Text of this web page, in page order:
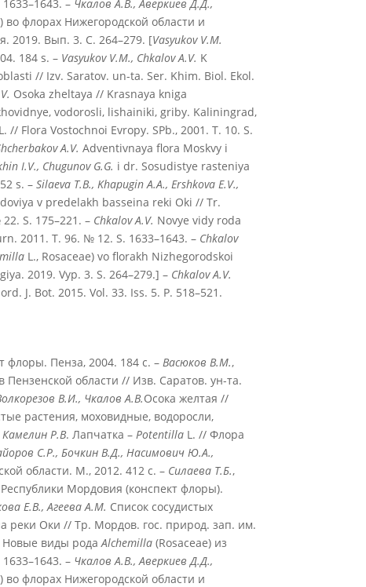
– Чкалов А.В., Аверкиев Д.Д.,
) во флорах Нижегородской области и
2019. Вып. 3. С. 264–279. [Vasyukov V.M.
184 s. – Vasyukov V.M., Chkalov A.V. K
// Izv. Saratov. un-ta. Ser. Khim. Biol. Ekol.
Osoka zheltaya // Krasnaya kniga
vodorosli, lishainiki, griby. Kaliningrad,
// Flora Vostochnoi Evropy. SPb., 2001. T. 10. S.
A.V. Adventivnaya flora Moskvy i
I.V., Chugunov G.G. i dr. Sosudistye rasteniya
s. – Silaeva T.B., Khapugin A.A., Ershkova E.V.,
v predelakh basseina reki Oki // Tr.
S. 175–221. – Chkalov A.V. Novye vidy roda
2011. T. 96. № 12. S. 1633–1643. – Chkalov
L., Rosaceae) vo florakh Nizhegorodskoi
2019. Vyp. 3. S. 264–279.] – Chkalov A.V.
J. Bot. 2015. Vol. 33. Iss. 5. P. 518–521.
флоры. Пенза, 2004. 184 с. – Васюков В.М.,
Пензенской области // Изв. Саратов. ун-та.
В.И., Чкалов А.В.Осока желтая //
растения, моховидные, водоросли,
Камелин Р.В. Лапчатка – PotentillaL. // Флора
С.Р., Бочкин В.Д., Насимович Ю.А.,
области. М., 2012. 412 с. – Силаева Т.Б.,
Мордовия (конспект флоры).
Е.В., Агеева А.М. Список сосудистых
реки Оки // Тр. Мордов. гос. природ. зап. им.
Новые виды рода Alchemilla(Rosaceae) из
– Чкалов А.В., Аверкиев Д.Д.,
) во флорах Нижегородской области и